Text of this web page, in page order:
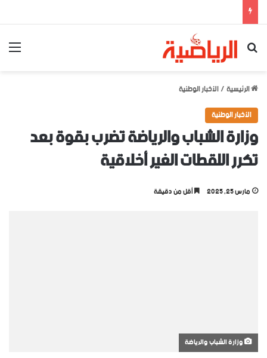
بحث عن
الرئيسية/الأخبار الوطنية
الأخبار الوطنية
وزارة الشباب والرياضة تضرب بقوة بعد
تكرر اللقطات الغير أخلاقية
مارس 25, 2025 أقل من دقيقة
وزارة الشباب والرياضة